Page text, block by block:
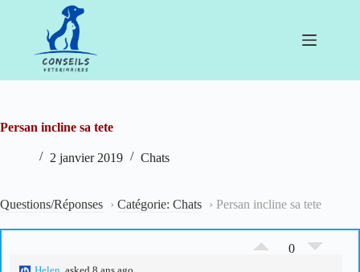
Persan incline sa tete
2 janvier 2019 Chats
Questions/Réponses › Catégorie: Chats › Persan incline sa tete
0